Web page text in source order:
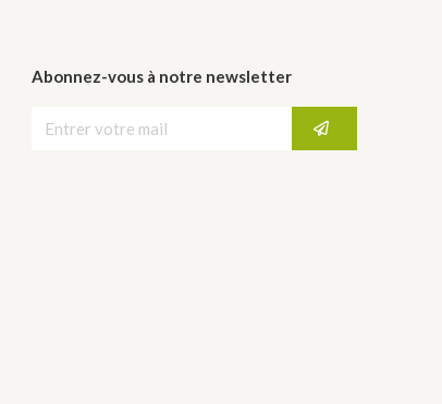
Abonnez-vous à notre newsletter